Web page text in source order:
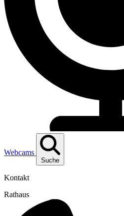
Webcams
Suche
Kontakt
Rathaus